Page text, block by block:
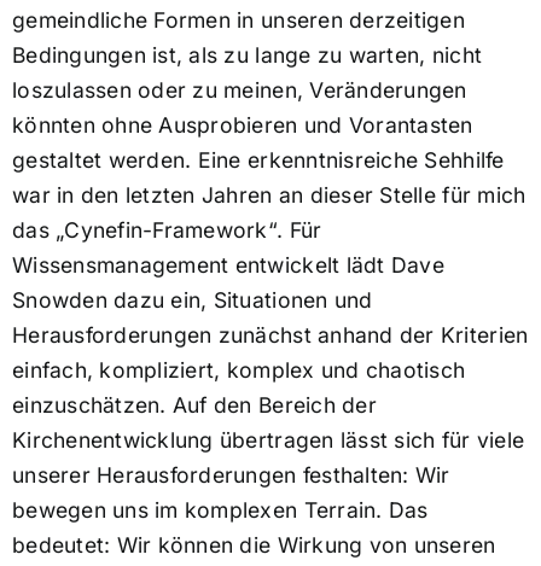
gemeindliche Formen in unseren derzeitigen
Bedingungen ist, als zu lange zu warten, nicht
loszulassen oder zu meinen, Veränderungen
könnten ohne Ausprobieren und Vorantasten
gestaltet werden. Eine erkenntnisreiche Sehhilfe
war in den letzten Jahren an dieser Stelle für mich
das „Cynefin-Framework“. Für
Wissensmanagement entwickelt lädt Dave
Snowden dazu ein, Situationen und
Herausforderungen zunächst anhand der Kriterien
einfach, kompliziert, komplex und chaotisch
einzuschätzen. Auf den Bereich der
Kirchenentwicklung übertragen lässt sich für viele
unserer Herausforderungen festhalten: Wir
bewegen uns im komplexen Terrain. Das
bedeutet: Wir können die Wirkung von unseren